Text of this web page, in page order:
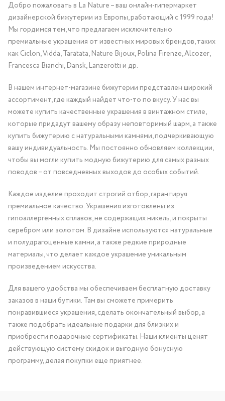
Добро пожаловать в La Nature – ваш онлайн-гипермаркет
дизайнерской бижутерии из Европы, работающий с 1999 года!
Мы гордимся тем, что предлагаем исключительно
премиальные украшения от известных мировых брендов, таких
как Ciclon, Vidda, Taratata, Nature Bijoux, Polina Firenze, Alcozer,
Francesca Bianchi, Dansk, Lanzerotti и др.
В нашем интернет-магазине бижутерии представлен широкий
ассортимент, где каждый найдет что-то по вкусу. У нас вы
можете купить качественные украшения в винтажном стиле,
которые придадут вашему образу неповторимый шарм, а также
купить бижутерию с натуральными камнями, подчеркивающую
вашу индивидуальность. Мы постоянно обновляем коллекции,
чтобы вы могли купить модную бижутерию для самых разных
поводов – от повседневных выходов до особых событий.
Каждое изделие проходит строгий отбор, гарантируя
премиальное качество. Украшения изготовлены из
гипоаллергенных сплавов, не содержащих никель, и покрыты
серебром или золотом. В дизайне используются натуральные
и полудрагоценные камни, а также редкие природные
материалы, что делает каждое украшение уникальным
произведением искусства.
Для вашего удобства мы обеспечиваем бесплатную доставку
заказов в наши бутики. Там вы сможете примерить
понравившиеся украшения, сделать окончательный выбор, а
также подобрать идеальные подарки для близких и
приобрести подарочные сертификаты. Наши клиенты ценят
действующую систему скидок и выгодную бонусную
программу, делая покупки еще приятнее.